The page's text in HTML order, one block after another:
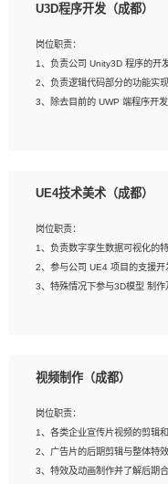
U3D程序开发（成都）
岗位职责：
1、负责公司 Unity3D 程序的开
2、负责逻辑代码部分的功能实现
3、除去目前的 UWP 端程序开
2、熟练掌握 Unity3D 程序开发
4、有良好的沟通能力和团队合作
5、开发过 HoloLens 程序者优
UE4技术美术（成都）
岗位职责：
1、负责数字孪生数据可视化的特
2、参与公司 UE4 项目的支援开
3、特殊情况下参与3D模型 制作
上；
3、想象力丰富, 有一定的艺术审
4、有良好的场景特效搭建功底
5、熟悉 3Ds Max 或者 Maya；
6、有良好的沟通能力和团队合
视频制作（成都）
岗位职责：
1、各类企业宣传片视频的剪辑
2、广告片的后期剪辑与整体特效
3、特效及动画制作并了解后期合